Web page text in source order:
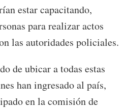
estar capacitando,
para realizar actos
las autoridades policiales.
de ubicar a todas estas
han ingresado al país,
en la comisión de